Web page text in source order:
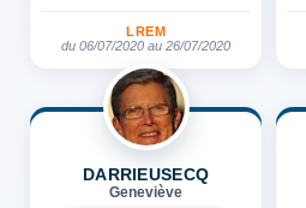
LREM
du 06/07/2020 au 26/07/2020
DARRIEUSECQ
Geneviève